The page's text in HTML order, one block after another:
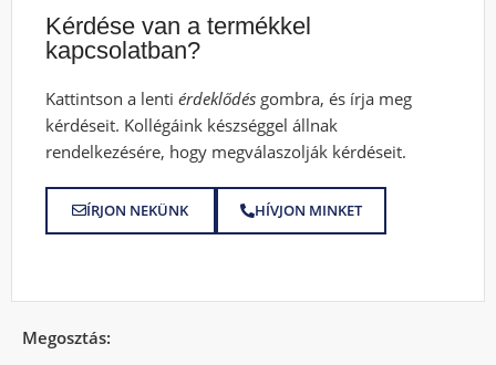
Kérdése van a termékkel
kapcsolatban?
Kattintson a lentiérdeklődés gombra, és írja meg
kérdéseit. Kollégáink készséggel állnak
rendelkezésére, hogy megválaszolják kérdéseit.
ÍRJON NEKÜNK HÍVJON MINKET
Megosztás: